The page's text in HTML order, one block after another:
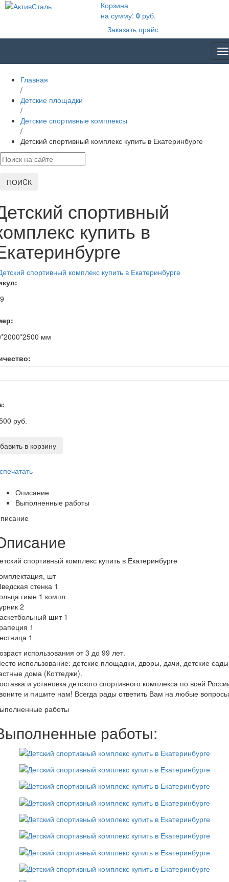
Корзина
на сумму: 0руб.
Заказать прайс
Главная
/
Детские площадки
/
Детские спортивные комплексы
/
Детский спортивный комплекс купить в Екатеринбурге
ПОИCК
спортивный
купить в
мм
руб.
в корзину
Описание
Выполненные работы
спортивный комплекс купить в Екатеринбурге
шт
стенка 1
гимн 1 компл
2
щит 1
1
1
использования от 3 до 99 лет.
использование: детские площадки, дворы, дачи, детские
дома (Коттеджи).
и установка детского спортивного комплекса по всей
и пишите нам! Всегда рады ответить Вам на любые
работы
работы: